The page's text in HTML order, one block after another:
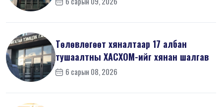
Төлөвлөгөөт хяналтаар 17 албан
тушаалтны ХАСХОМ-ийг хянан шалгав
6 сарын 08, 2026